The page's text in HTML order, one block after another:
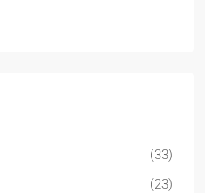
(33)
(23)